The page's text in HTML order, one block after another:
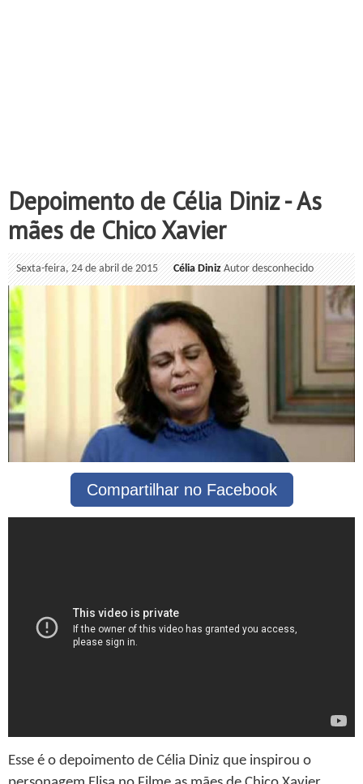
Depoimento de Célia Diniz - As
mães de Chico Xavier
Sexta-feira, 24 de abril de 2015 Célia Diniz Autor desconhecido
Compartilhar no Facebook
Esse é o depoimento de Célia Diniz que inspirou o